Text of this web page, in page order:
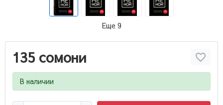
Еще 9
135 сомони
В наличии